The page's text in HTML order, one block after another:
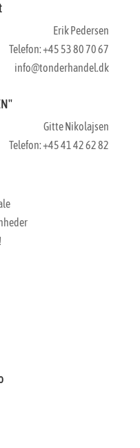
Erik Pedersen
Telefon: +45 53 80 70 67
info@tonderhandel.dk
Gitte Nikolajsen
Telefon: +45 41 42 62 82